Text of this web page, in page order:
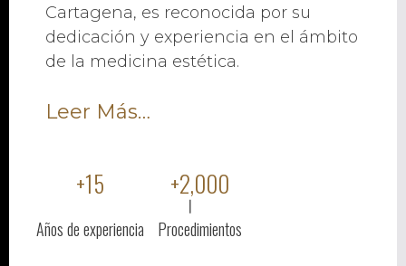
Cartagena, es reconocida por su
dedicación y experiencia en el ámbito
de la medicina estética.
Leer Más…
Años de experiencia
+15
Procedimientos
+2,000